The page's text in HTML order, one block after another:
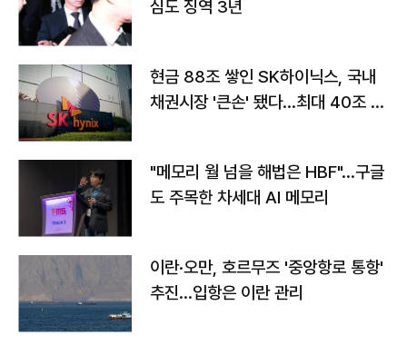
심도 징역 3년
현금 88조 쌓인 SK하이닉스, 국내
채권시장 '큰손' 됐다…최대 40조 투
"메모리 월 넘을 해법은 HBF"…구글
도 주목한 차세대 AI 메모리
이란·오만, 호르무즈 '중앙항로 통항'
추진…입항은 이란 관리